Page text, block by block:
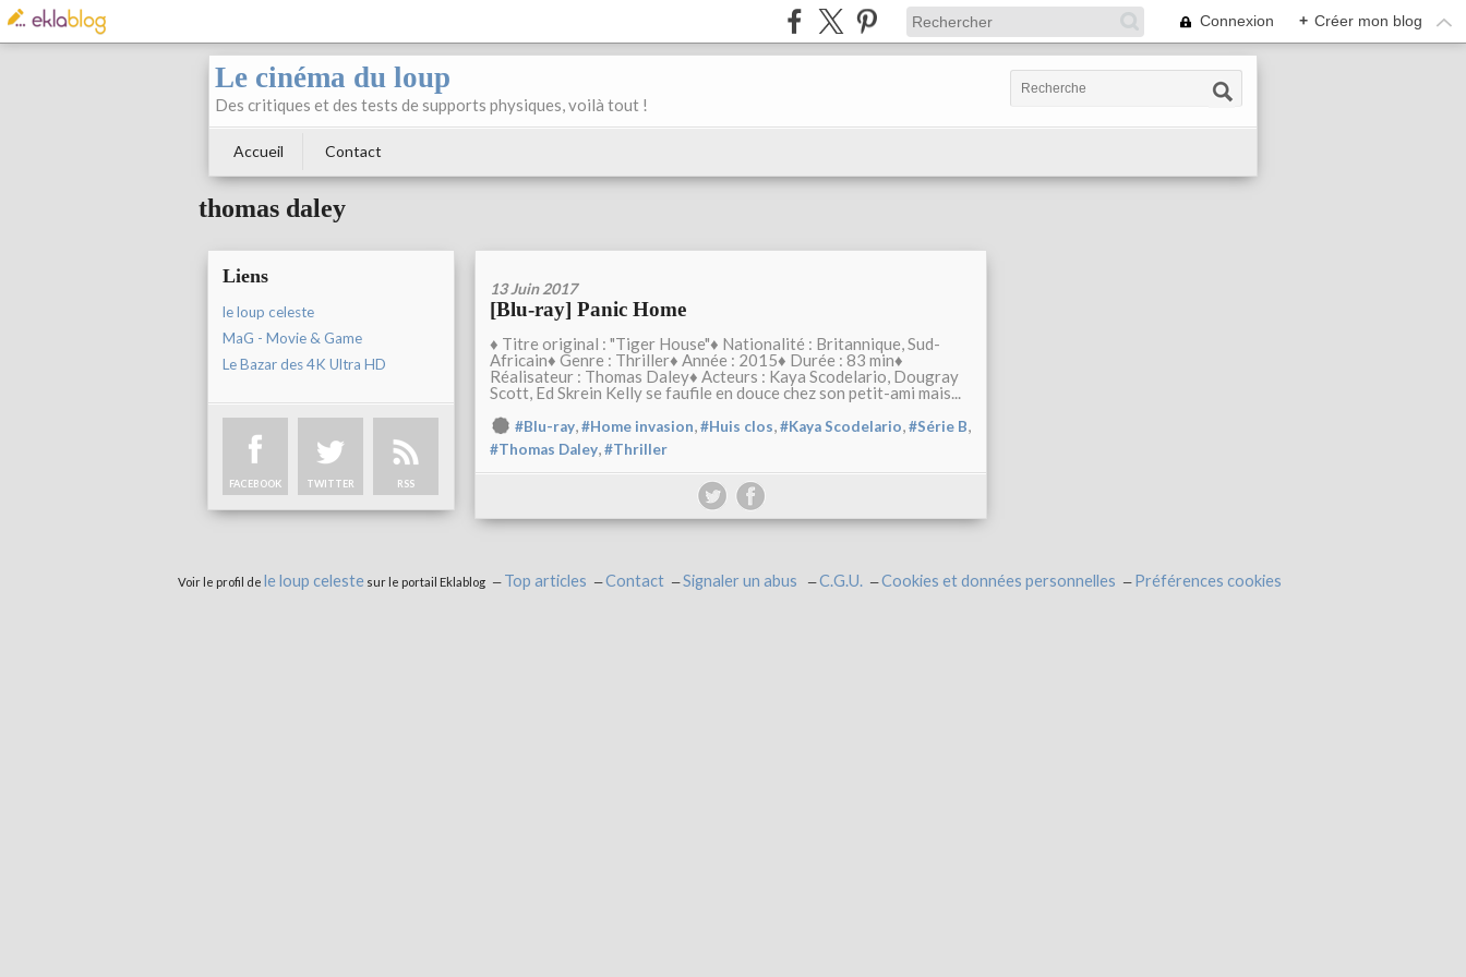
Connexion + Créer mon blog
Le cinéma du loup
Des critiques et des tests de supports physiques, voilà tout !
Accueil Contact
thomas daley
Liens
le loup celeste
MaG - Movie & Game
Le Bazar des 4K Ultra HD
FACEBOOK TWITTER RSS
13 Juin 2017
[Blu-ray] Panic Home
♦ Titre original : "Tiger House"♦ Nationalité : Britannique, Sud-
Africain♦ Genre : Thriller♦ Année : 2015♦ Durée : 83 min♦
Réalisateur : Thomas Daley♦ Acteurs : Kaya Scodelario, Dougray
Scott, Ed Skrein Kelly se faufile en douce chez son petit-ami mais...
#Blu-ray,#Home invasion,#Huis clos,#Kaya Scodelario,#Série B,
#Thomas Daley,#Thriller
Voir le profil de le loup celeste sur le portail Eklablog Top articles Contact Signaler un abus C.G.U. Cookies et données personnelles Préférences cookies